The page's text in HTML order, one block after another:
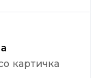
картичка